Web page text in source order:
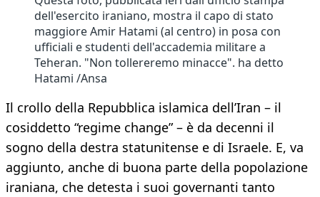
dell'esercito iraniano, mostra il capo di stato
maggiore Amir Hatami (al centro) in posa con
ufficiali e studenti dell'accademia militare a
Teheran. "Non tollereremo minacce". ha detto
Hatami /Ansa
Il crollo della Repubblica islamica dell’Iran – il
cosiddetto “regime change” – è da decenni il
sogno della destra statunitense e di Israele. E, va
aggiunto, anche di buona parte della popolazione
iraniana, che detesta i suoi governanti tanto